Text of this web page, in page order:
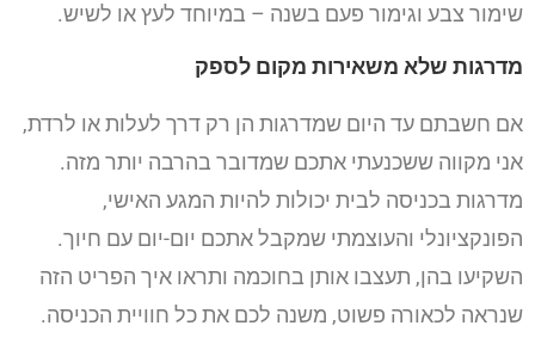
שימור צבע וגימור פעם בשנה – במיוחד לעץ או לשיש.
מדרגות שלא משאירות מקום לספק
אם חשבתם עד היום שמדרגות הן רק דרך לעלות או לרדת,
אני מקווה ששכנעתי אתכם שמדובר בהרבה יותר מזה.
מדרגות בכניסה לבית יכולות להיות המגע האישי,
הפונקציונלי והעוצמתי שמקבל אתכם יום-יום עם חיוך.
השקיעו בהן, תעצבו אותן בחוכמה ותראו איך הפריט הזה
שנראה לכאורה פשוט, משנה לכם את כל חוויית הכניסה.